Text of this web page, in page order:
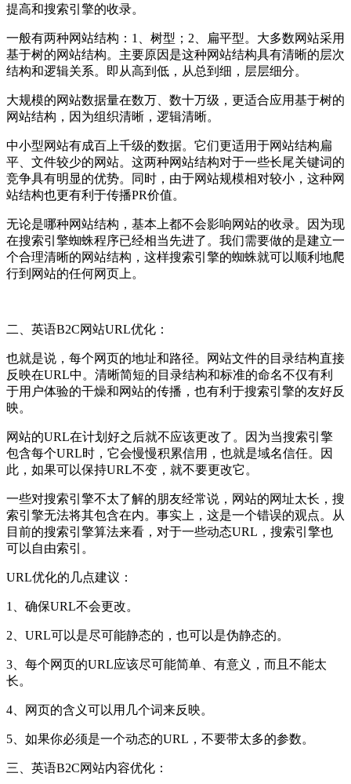
提高和搜索引擎的收录。
一般有两种网站结构：1、树型；2、扁平型。大多数网站采用
基于树的网站结构。主要原因是这种网站结构具有清晰的层次
结构和逻辑关系。即从高到低，从总到细，层层细分。
大规模的网站数据量在数万、数十万级，更适合应用基于树的
网站结构，因为组织清晰，逻辑清晰。
中小型网站有成百上千级的数据。它们更适用于网站结构扁
平、文件较少的网站。这两种网站结构对于一些长尾关键词的
竞争具有明显的优势。同时，由于网站规模相对较小，这种网
站结构也更有利于传播PR价值。
无论是哪种网站结构，基本上都不会影响网站的收录。因为现
在搜索引擎蜘蛛程序已经相当先进了。我们需要做的是建立一
个合理清晰的网站结构，这样搜索引擎的蜘蛛就可以顺利地爬
行到网站的任何网页上。
二、英语B2C网站URL优化：
也就是说，每个网页的地址和路径。网站文件的目录结构直接
反映在URL中。清晰简短的目录结构和标准的命名不仅有利
于用户体验的干燥和网站的传播，也有利于搜索引擎的友好反
映。
网站的URL在计划好之后就不应该更改了。因为当搜索引擎
包含每个URL时，它会慢慢积累信用，也就是域名信任。因
此，如果可以保持URL不变，就不要更改它。
一些对搜索引擎不太了解的朋友经常说，网站的网址太长，搜
索引擎无法将其包含在内。事实上，这是一个错误的观点。从
目前的搜索引擎算法来看，对于一些动态URL，搜索引擎也
可以自由索引。
URL优化的几点建议：
1、确保URL不会更改。
2、URL可以是尽可能静态的，也可以是伪静态的。
3、每个网页的URL应该尽可能简单、有意义，而且不能太
长。
4、网页的含义可以用几个词来反映。
5、如果你必须是一个动态的URL，不要带太多的参数。
三、英语B2C网站内容优化：